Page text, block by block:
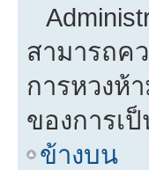
สามารถค
การหวงห้
ของการเ
ข้างบน